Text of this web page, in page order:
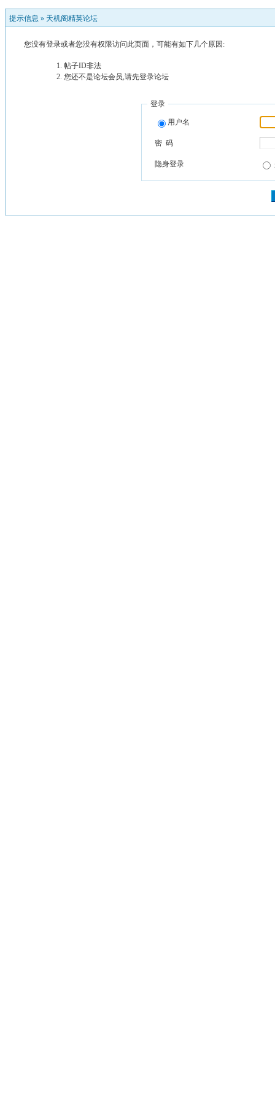
提示信息 » 天机阁精英论坛
您没有登录或者您没有权限访问此页面，可能有如下几个原因:
帖子ID非法
您还不是论坛会员,请先登录论坛
登录
用户名
密 码
隐身登录